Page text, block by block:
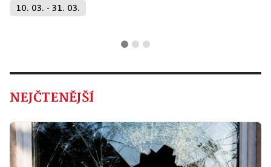
10. 03. - 31. 03.
NEJČTENĚJŠÍ